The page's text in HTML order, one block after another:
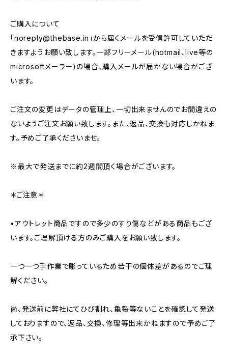
ご購入について
「noreply@thebase.in 」から届くメールを受信許可していただ
きますようお願い致します。一部フリーメール(hotmail、live等の
microsoftメーラー)の場合、購入メールが届かない場合がござ
います。
ご注文の変更はデータの管理上、一切出来ませんのでお間違えの
ないようご注文お願い致します。また、返品、交換も対応しかねま
す。予めご了承くださいませ。
※最大で発送までに約2週間頂く場合がございます。
＊ご注意＊
•アウトレット商品ですので多少のすり傷などがある商品もござ
います。ご理解頂ける方のみご購入をお願い致します。
一つ一つ手作業で彫っているため若干の個体差があるのでご理
解ください。
尚、発送前に弊社にてひび割れ、亀裂等ないことを確認して発送
しておりますので、返品、交換、修理等出来かねますので予めご了
承下さい。